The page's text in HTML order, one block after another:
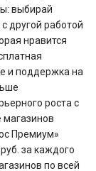
выбирай
другой работой
нравится
и поддержка на
роста с
Премиум»
за каждого
по всей